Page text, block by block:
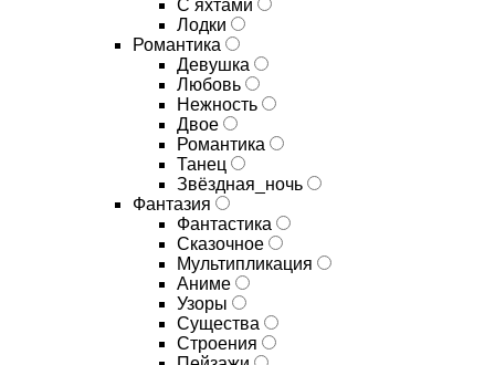
С яхтами
Лодки
Романтика
Девушка
Любовь
Нежность
Двое
Романтика
Танец
Звёздная_ночь
Фантазия
Фантастика
Сказочное
Мультипликация
Аниме
Узоры
Существа
Строения